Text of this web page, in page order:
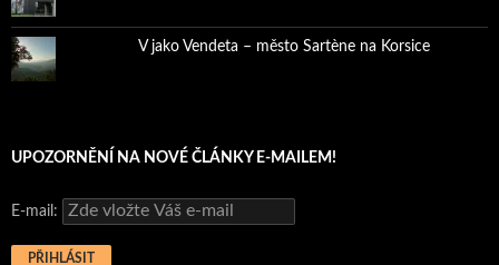
V jako Vendeta – město Sartène na Korsice
UPOZORNĚNÍ NA NOVÉ ČLÁNKY E-MAILEM!
E-mail: